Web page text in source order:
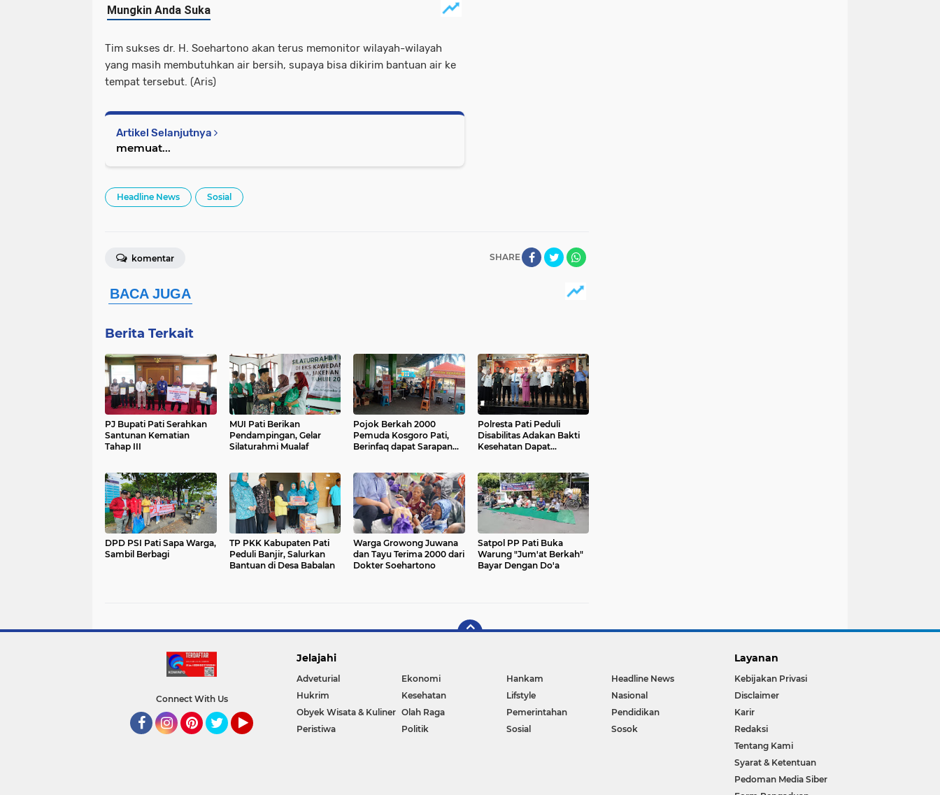
Tim sukses dr. H. Soehartono akan terus memonitor wilayah-wilayah
yang masih membutuhkan air bersih, supaya bisa dikirim bantuan air ke
tempat tersebut. (Aris)
Artikel Selanjutnya
memuat...
Headline News Sosial
SHARE
komentar
Berita Terkait
PJ Bupati Pati Serahkan
Santunan Kematian
Tahap III
MUI Pati Berikan
Pendampingan, Gelar
Silaturahmi Mualaf
Pojok Berkah 2000
Pemuda Kosgoro Pati,
Berinfaq dapat Sarapan
Polresta Pati Peduli
Disabilitas Adakan Bakti
Kesehatan Dapat
DPD PSI Pati Sapa Warga,
Sambil Berbagi
TP PKK Kabupaten Pati
Peduli Banjir, Salurkan
Bantuan di Desa Babalan
Warga Growong Juwana
dan Tayu Terima 2000 dari
Dokter Soehartono
Satpol PP Pati Buka
Warung "Jum'at Berkah"
Bayar Dengan Do'a
Connect With Us
Jelajahi
Adveturial Ekonomi Hankam
Headline News
Hukrim
Kesehatan Lifstyle
Nasional
Obyek Wisata & Kuliner Olah Raga Pemerintahan
Pendidikan
Peristiwa
Politik Sosial Sosok
Layanan
Kebijakan Privasi
Disclaimer
Karir
Redaksi
Tentang Kami
Syarat & Ketentuan
Pedoman Media Siber